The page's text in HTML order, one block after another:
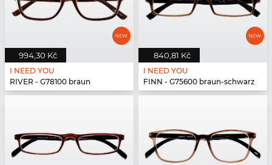
994,30 Kč
I NEED YOU
RIVER - G78100 braun
840,81 Kč
I NEED YOU
FINN - G75600 braun-schwarz